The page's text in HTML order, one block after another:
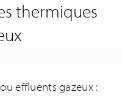
thermiques
effluents gazeux :